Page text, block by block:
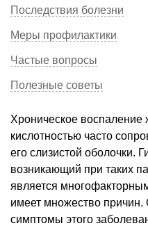
Последствия болезни
Меры профилактики
Частые вопросы
Полезные советы
Хроническое воспаление
кислотностью часто
его слизистой оболочки.
возникающий при таких
является
имеет множество причин.
симптомы этого